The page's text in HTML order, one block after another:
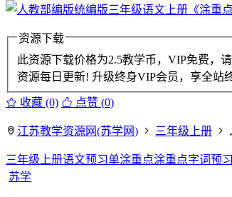
资源下载
此资源下载价格为2.5教学币，VIP免费，
资源每日更新! 升级终身VIP会员，享全站
收藏 (0) 点赞 (0)
江苏教学资源网(苏学网) 三年级上册
三年级上册语文预习单涂重点涂重点字词预
苏学